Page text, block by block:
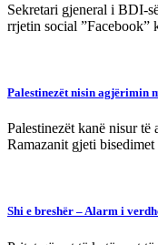
Sekretari gjeneral i BDI-
rrjetin social ”Facebook”
Palestinezët nisin agjërimin
Palestinezët kanë nisur
Ramazanit gjeti
Shi e breshër – Alarm i